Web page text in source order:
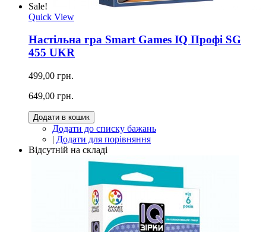
Sale!
Quick View
Настільна гра Smart Games IQ Профі SG
455 UKR
499,00 грн.
649,00 грн.
Додати в кошик
Додати до списку бажань
| Додати для порівняння
Відсутній на складі